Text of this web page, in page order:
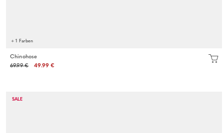
+ 1 Farben
Chinohose
69.99 €
49.99 €
SALE